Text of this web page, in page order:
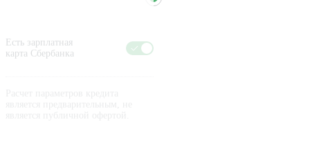
Есть зарплатная
карта Сбербанка